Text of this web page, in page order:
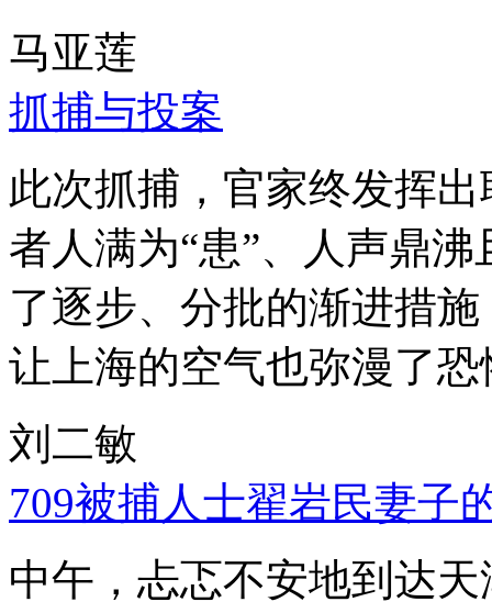
马亚莲
抓捕与投案
此次抓捕，官家终发挥
者人满为“患”、人声鼎
了逐步、分批的渐进措
让上海的空气也弥漫了
刘二敏
709被捕人士翟岩民妻子
中午，忐忑不安地到达